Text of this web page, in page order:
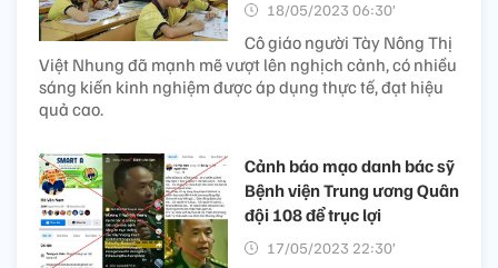
18/05/2023 06:30’
Cô giáo người Tày Nông Thị
Việt Nhung đã mạnh mẽ vượt lên nghịch cảnh, có nhiều
sáng kiến kinh nghiệm được áp dụng thực tế, đạt hiệu
quả cao.
Cảnh báo mạo danh bác sỹ
Bệnh viện Trung ương Quân
đội 108 để trục lợi
17/05/2023 22:30’